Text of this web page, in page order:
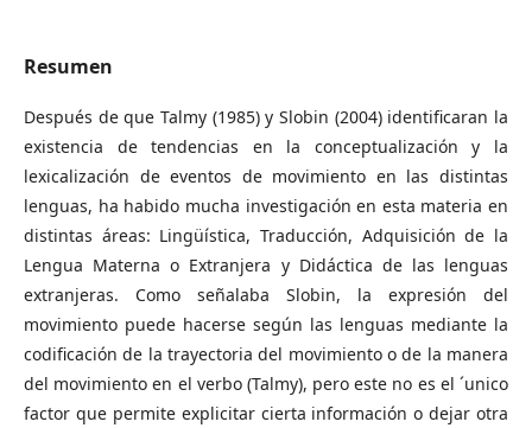
Resumen
Después de que Talmy (1985) y Slobin (2004) identificaran la
existencia de tendencias en la conceptualización y la
lexicalización de eventos de movimiento en las distintas
lenguas, ha habido mucha investigación en esta materia en
distintas áreas: Lingüística, Traducción, Adquisición de la
Lengua Materna o Extranjera y Didáctica de las lenguas
extranjeras. Como señalaba Slobin, la expresión del
movimiento puede hacerse según las lenguas mediante la
codificación de la trayectoria del movimiento o de la manera
del movimiento en el verbo (Talmy), pero este no es el ´unico
factor que permite explicitar cierta información o dejar otra